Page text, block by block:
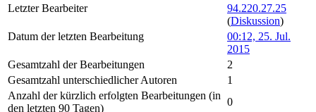
Letzter Bearbeiter
94.220.27.25
(Diskussion)
Datum der letzten Bearbeitung
00:12, 25. Jul.
2015
Gesamtzahl der Bearbeitungen
2
Gesamtzahl unterschiedlicher Autoren
1
Anzahl der kürzlich erfolgten Bearbeitungen (in
den letzten 90 Tagen)
0